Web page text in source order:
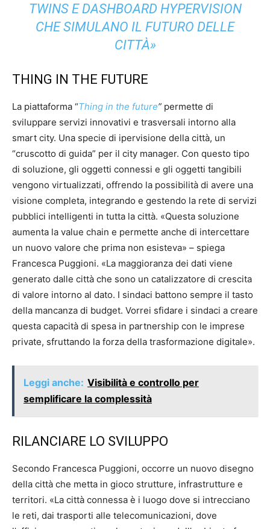
TWINS E DASHBOARD HYPERVISION
CHE SIMULANO IL FUTURO DELLE
CITTÀ»
THING IN THE FUTURE
La piattaforma “Thing in the future” permette di
sviluppare servizi innovativi e trasversali intorno alla
smart city. Una specie di ipervisione della città, un
“cruscotto di guida” per il city manager. Con questo tipo
di soluzione, gli oggetti connessi e gli oggetti tangibili
vengono virtualizzati, offrendo la possibilità di avere una
visione completa, integrando e gestendo la rete di servizi
pubblici intelligenti in tutta la città. «Questa soluzione
aumenta la value chain e permette anche di intercettare
un nuovo valore che prima non esisteva» – spiega
Francesca Puggioni. «La maggioranza dei dati viene
generato dalle città che sono un catalizzatore di crescita
di valore intorno al dato. I sindaci battono sempre il tasto
della mancanza di budget. Vorrei sfidare i sindaci a creare
questa capacità di spesa in partnership con le imprese
private, sfruttando la forza della trasformazione digitale».
Leggi anche: Visibilità e controllo per
semplificare la complessità
RILANCIARE LO SVILUPPO
Secondo Francesca Puggioni, occorre un nuovo disegno
della città che metta in gioco strutture, infrastrutture e
territori. «La città connessa è i luogo dove si intrecciano
le reti, dai trasporti alle telecomunicazioni, dove